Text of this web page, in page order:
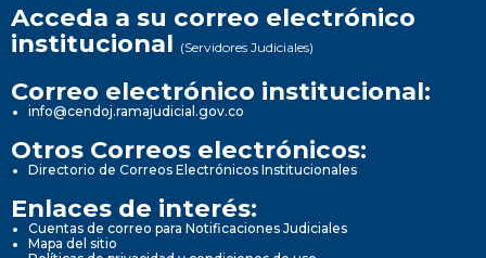
Acceda a su correo electrónico
institucional (Servidores Judiciales)
Correo electrónico institucional:
info@cendoj.ramajudicial.gov.co
Otros Correos electrónicos:
Directorio de Correos Electrónicos Institucionales
Enlaces de interés:
Cuentas de correo para Notificaciones Judiciales
Mapa del sitio